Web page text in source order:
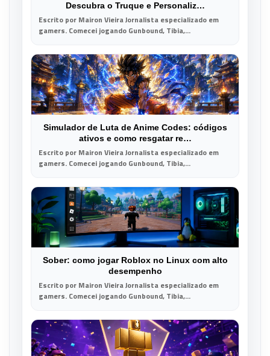
Descubra o Truque e Personaliz…
Escrito por Mairon Vieira Jornalista especializado em
gamers. Comecei jogando Gunbound, Tibia,...
Simulador de Luta de Anime Codes: códigos
ativos e como resgatar re…
Escrito por Mairon Vieira Jornalista especializado em
gamers. Comecei jogando Gunbound, Tibia,...
Sober: como jogar Roblox no Linux com alto
desempenho
Escrito por Mairon Vieira Jornalista especializado em
gamers. Comecei jogando Gunbound, Tibia,...